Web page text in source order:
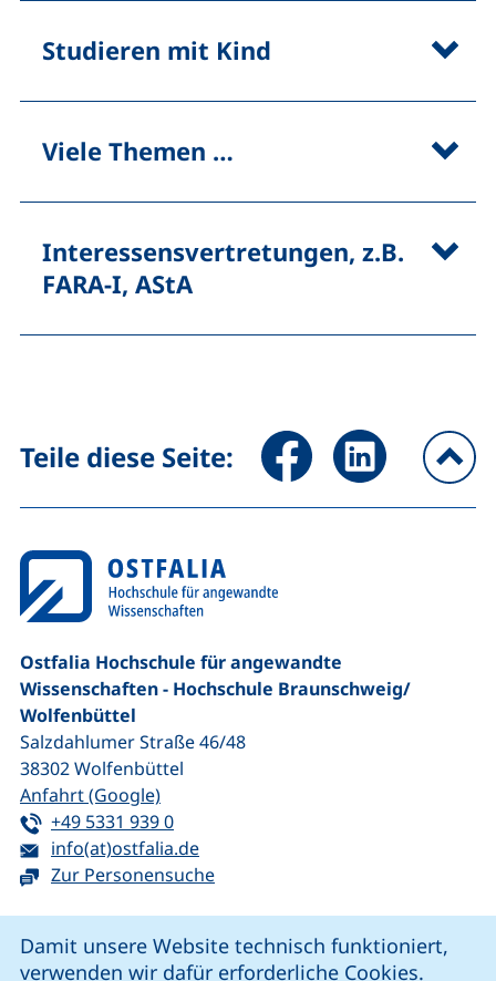
Damit unsere Website technisch funktioniert,
verwenden wir dafür erforderliche Cookies.
Studieren mit Kind
Viele Themen …
Interessensvertretungen, z.B.
FARA-I, AStA
Teile diese Seite: Seite über Facebook teilen
Seite über
Ostfalia Hochschule für angewandte
Wissenschaften - Hochschule Braunschweig/​
Wolfenbüttel
Salzdahlumer Straße 46/48
38302Wolfenbüttel
Anfahrt (Google)(externer Link, öffnet neues Fenster)
Tel:
+49 5331 939 0(startet einen Telefonanruf, wenn Ihr
E-Mail:
info(at)ostfalia.de(öffnet Ihr E-Mail-Programm)
Zur Personensuche